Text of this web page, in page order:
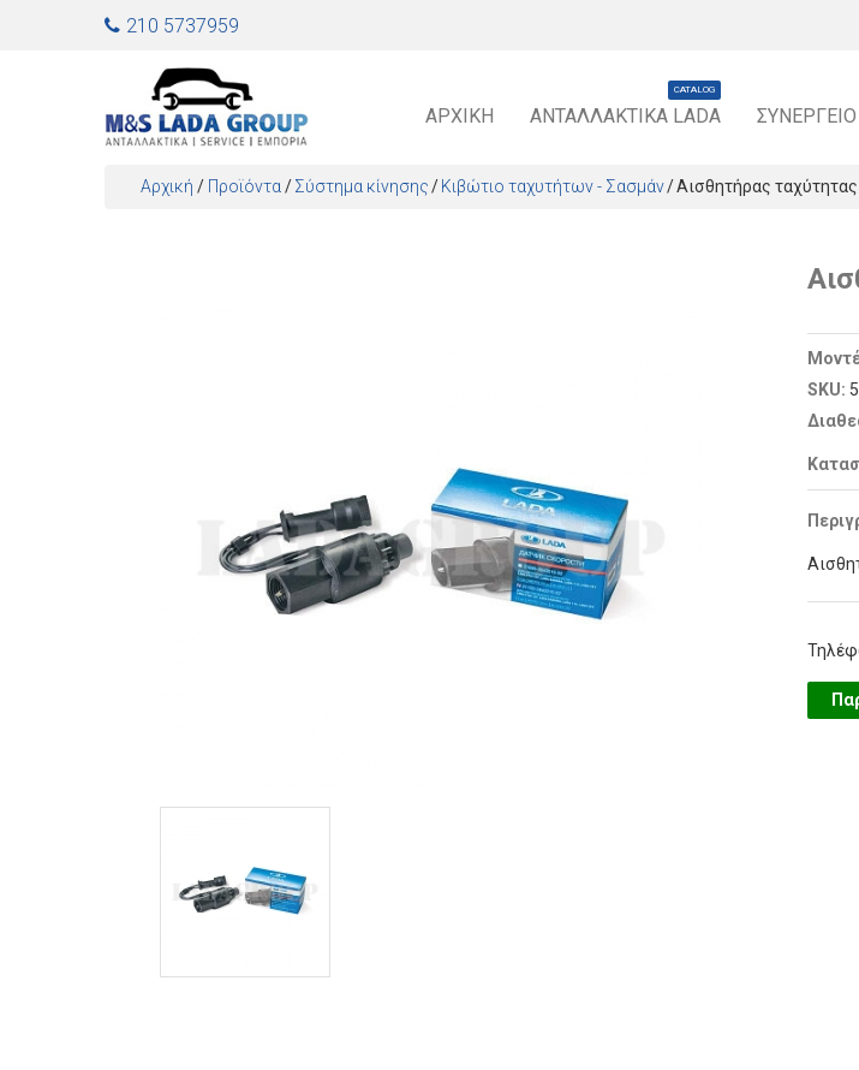
Jump to navigation210 5737959
ΑΡΧΙΚΉ ΑΝΤΑΛΛΑΚΤΙΚΆ LADA
CATALOG
ΣΥΝΕΡΓΕΊΟ
Αρχική / Προϊόντα /Σύστημα κίνησης Κιβώτιο ταχυτήτων - Σασμάν Αισθητήρας
SKU: